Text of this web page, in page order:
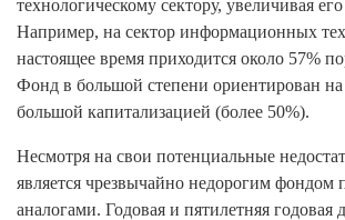
технологическому сектору, увеличивая
Например, на сектор информационных
настоящее время приходится около 57%
Фонд в большой степени ориентирован
большой капитализацией (более 50%).
Несмотря на свои потенциальные
является чрезвычайно недорогим фондом
аналогами. Годовая и пятилетняя годовая